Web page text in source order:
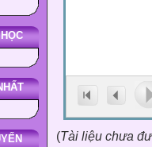
(Tài liệu chưa